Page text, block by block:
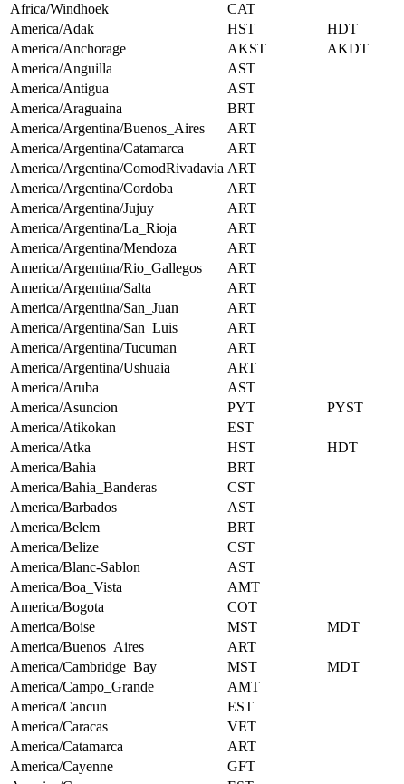
Africa/Windhoek
CAT
America/Adak
HST HDT
America/Anchorage
AKST AKDT
America/Anguilla
AST
America/Antigua
AST
America/Araguaina
BRT
America/Argentina/Buenos_Aires
ART
America/Argentina/Catamarca
ART
America/Argentina/ComodRivadavia ART
America/Argentina/Cordoba
ART
America/Argentina/Jujuy
ART
America/Argentina/La_Rioja
ART
America/Argentina/Mendoza
ART
America/Argentina/Rio_Gallegos
ART
America/Argentina/Salta
ART
America/Argentina/San_Juan
ART
America/Argentina/San_Luis
ART
America/Argentina/Tucuman
ART
America/Argentina/Ushuaia
ART
America/Aruba
AST
America/Asuncion
PYT PYST
America/Atikokan
EST
America/Atka
HST HDT
America/Bahia
BRT
America/Bahia_Banderas
CST
America/Barbados
AST
America/Belem
BRT
America/Belize
CST
America/Blanc-Sablon
AST
America/Boa_Vista
AMT
America/Bogota
COT
America/Boise
MST MDT
America/Buenos_Aires
ART
America/Cambridge_Bay
MST MDT
America/Campo_Grande
AMT
America/Cancun
EST
America/Caracas
VET
America/Catamarca
ART
America/Cayenne
GFT